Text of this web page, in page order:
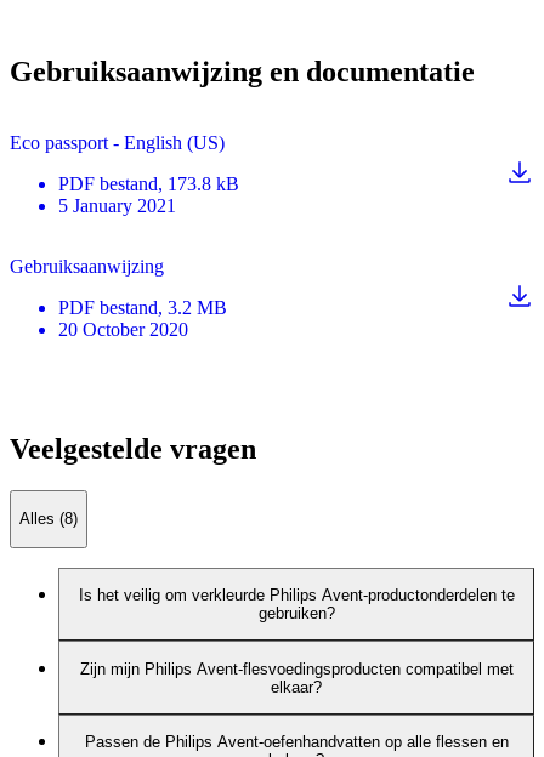
Gebruiksaanwijzing en documentatie
Eco passport - English (US)
PDF bestand, 173.8 kB
5 January 2021
Gebruiksaanwijzing
PDF bestand, 3.2 MB
20 October 2020
Veelgestelde vragen
Alles (8)
Is het veilig om verkleurde Philips Avent-productonderdelen te
gebruiken?
Zijn mijn Philips Avent-flesvoedingsproducten compatibel met
elkaar?
Passen de Philips Avent-oefenhandvatten op alle flessen en